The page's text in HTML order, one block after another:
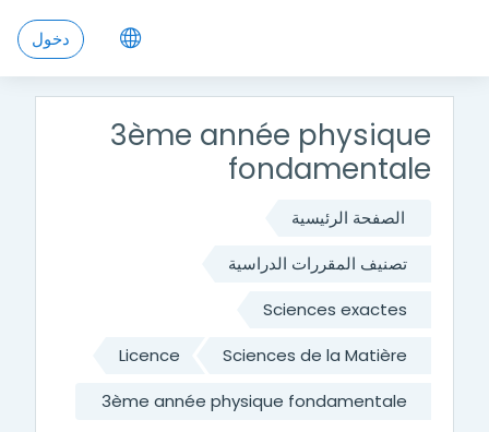
دخول
3ème année physique
fondamentale
الصفحة الرئيسية
تصنيف المقررات الدراسية
Sciences exactes
Sciences de la Matière
Licence
3ème année physique fondamentale